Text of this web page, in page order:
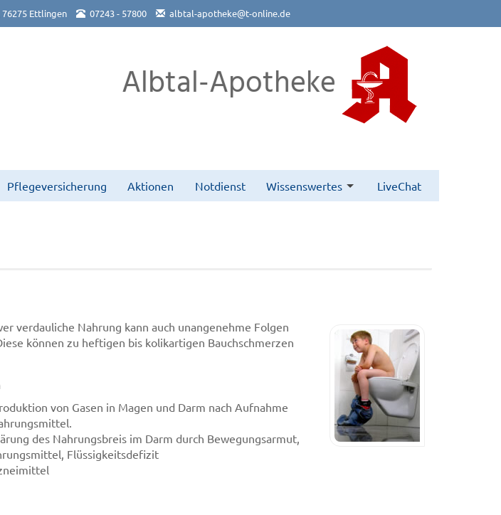
Ettlingen 07243 - 57800 albtal-apotheke@t-online.de
Albtal-Apotheke
Pflegeversicherung Aktionen Notdienst Wissenswertes LiveChat
verdauliche Nahrung kann auch unangenehme Folgen
können zu heftigen bis kolikartigen Bauchschmerzen
von Gasen in Magen und Darm nach Aufnahme
des Nahrungsbreis im Darm durch Bewegungsarmut,
Flüssigkeitsdefizit